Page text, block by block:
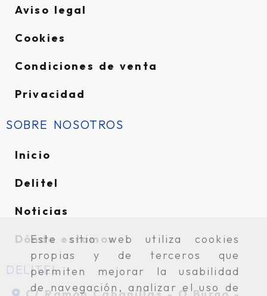
Este sitio web utiliza cookies
propias y de terceros que
permiten mejorar la usabilidad
de navegación, analizar el uso de
Aviso legal
Cookies
Condiciones de venta
Privacidad
SOBRE NOSOTROS
Inicio
Delitel
Noticias
Dónde estamos
DELITEL